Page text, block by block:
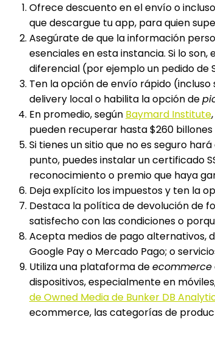
Ofrece descuento en el envío o
que descargue tu app, para quien
Asegúrate de que la información
esenciales en esta instancia. Si lo
diferencial (por ejemplo un pedido de
Ten la opción de envío rápido
delivery local o habilita la opción de
En promedio, según Baymard Institute
pueden recuperar hasta $260
Si tienes un sitio que no es seguro
punto, puedes instalar un certificado
reconocimiento o premio que haya
Deja explícito los impuestos y ten la
Destaca la política de devolución de
satisfecho con las condiciones o
Acepta medios de pago alternativos,
Google Pay o Mercado Pago; o
Utiliza una plataforma deecommerce
dispositivos, especialmente en
de Owned Media de Bunker DB
ecommerce, las categorías de